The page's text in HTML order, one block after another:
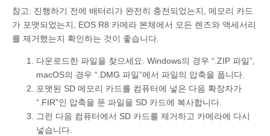
참고: 진행하기 전에 배터리가 완전히 충전되었는지, 메모리 카드
가 포맷되었는지, EOS R8 카메라 본체에서 모든 렌즈와 액세서리
를 제거했는지 확인하는 것이 좋습니다.
다운로드한 파일을 찾으세요. Windows의 경우 “.ZIP 파일”,
macOS의 경우 “.DMG 파일”에서 파일의 압축을 풉니다.
포맷된 SD 메모리 카드를 컴퓨터에 넣은 다음 확장자가
“.FIR”인 압축을 푼 파일을 SD 카드에 복사합니다.
그런 다음 컴퓨터에서 SD 카드를 제거하고 카메라에 다시
넣습니다.